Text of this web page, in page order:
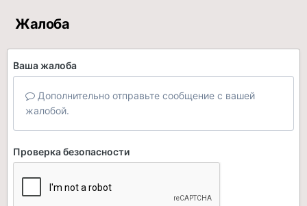
Жалоба
Ваша жалоба
Дополнительно отправьте сообщение с вашей
жалобой.
Проверка безопасности